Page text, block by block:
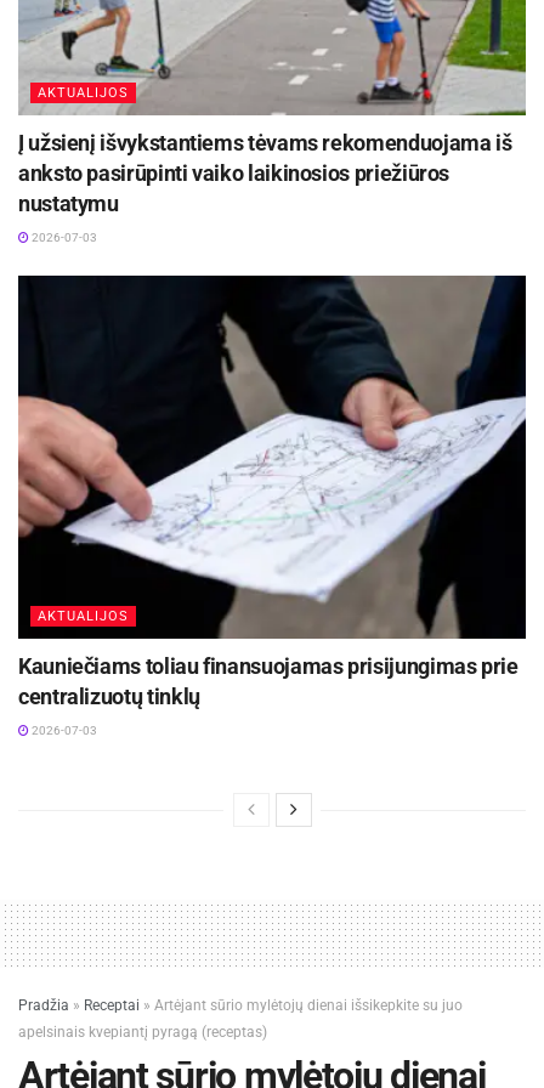
Žymos: Azija Maistas
Žymos: Psichologija Vaikai
AKTUALIJOS
Į užsienį išvykstantiems tėvams rekomenduojama iš
anksto pasirūpinti vaiko laikinosios priežiūros
nustatymu
2026-07-03
AKTUALIJOS
Kauniečiams toliau finansuojamas prisijungimas prie
centralizuotų tinklų
2026-07-03
Pradžia » Receptai » Artėjant sūrio mylėtojų dienai išsikepkite su juo
apelsinais kvepiantį pyragą (receptas)
Artėjant sūrio mylėtojų dienai